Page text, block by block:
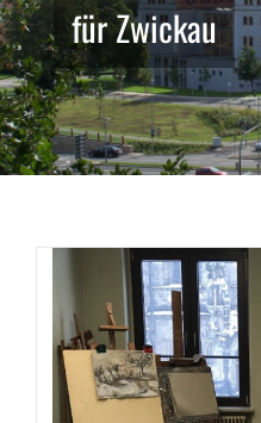
für Zwickau